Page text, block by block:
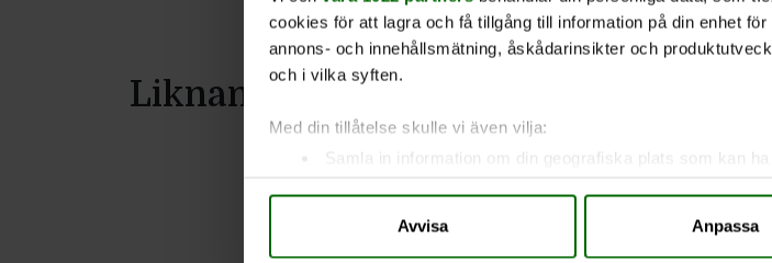
cookies för att lagra och få tillgång till information på din enhet
annons- och innehållsmätning, åskådarinsikter och
och i vilka syften.
Med din tillåtelse skulle vi även vilja:
Samla in information om din geografiska plats som kan
Identifiera din enhet genom att aktivt skanna den för
eller dra tillbaka ditt samtycke när som helst från cookie-
Avvisa Anpassa
Liknande produkter